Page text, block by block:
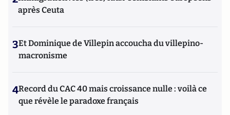
après Ceuta
3Et Dominique de Villepin accoucha du villepino-
macronisme
4Record du CAC 40 mais croissance nulle : voilà ce
que révèle le paradoxe français